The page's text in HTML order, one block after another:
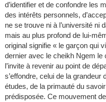
d’identifier et de confondre les
des intérêts personnels,
ne se trouve ni à l’université ni
mais au plus profond de lui-
original signifie « le garçon qui
dernier avec le cheikh Ngem
l’invite à revenir au point de
s’effondre, celui de la grandeur
études, de la primauté du
prédisposée. Ce mouvement